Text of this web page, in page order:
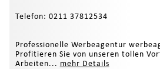
Telefon: 0211 37812534
Professionelle Werbeagentur
Profitieren Sie von unseren tollen
Arbeiten... mehr Details